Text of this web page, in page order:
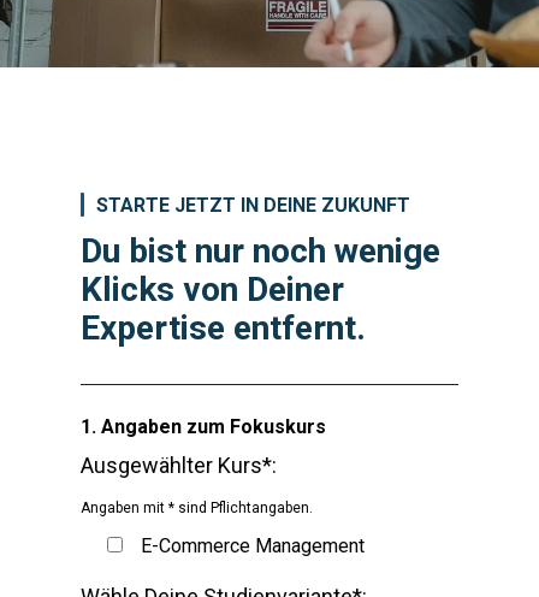
STARTE JETZT IN DEINE ZUKUNFT
Du bist nur noch wenige
Klicks von Deiner
Expertise entfernt.
1. Angaben zum Fokuskurs
Ausgewählter Kurs*:
Angaben mit * sind Pflichtangaben.
E-Commerce Management